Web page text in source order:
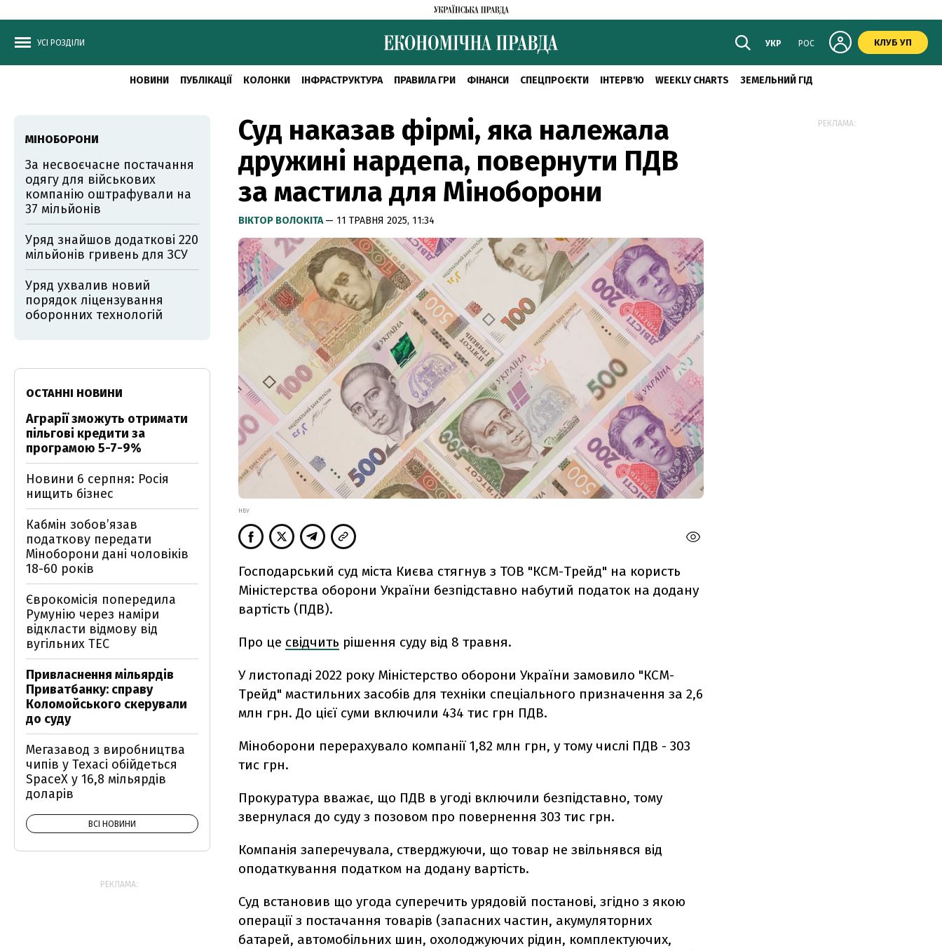
УСІ РОЗДІЛИ УКР РОС КЛУБ УП
НОВИНИ ПУБЛІКАЦІЇ КОЛОНКИ ІНФРАСТРУКТУРА ПРАВИЛА ГРИ ФІНАНСИ СПЕЦПРОЄКТИ ІНТЕРВ'Ю WEEKLY CHARTS ЗЕМЕЛЬНИЙ ГІД
Суд наказав фірмі, яка належала
дружині нардепа, повернути ПДВ
за мастила для Міноборони
ВІКТОР ВОЛОКІТА— 11 ТРАВНЯ 2025, 11:34
НБУ
Господарський суд міста Києва стягнув з ТОВ "КСМ-Трейд" на користь
Міністерства оборони України безпідставно набутий податок на додану
вартість (ПДВ).
Про це свідчить рішення суду від 8 травня.
У листопаді 2022 року Міністерство оборони України замовило "КСМ-
Трейд" мастильних засобів для техніки спеціального призначення за 2,6
млн грн. До цієї суми включили 434 тис грн ПДВ.
Міноборони перерахувало компанії 1,82 млн грн, у тому числі ПДВ - 303
тис грн.
Прокуратура вважає, що ПДВ в угоді включили безпідставно, тому
звернулася до суду з позовом про повернення 303 тис грн.
Компанія заперечувала, стверджуючи, що товар не звільнявся від
оподаткування податком на додану вартість.
Суд встановив що угода суперечить урядовій постанові, згідно з якою
операції з постачання товарів (запасних частин, акумуляторних
батарей, автомобільних шин, охолоджуючих рідин, комплектуючих,
МІНОБОРОНИ
За несвоєчасне постачання
одягу для військових
компанію оштрафували на
37 мільйонів
Уряд знайшов додаткові 220
мільйонів гривень для ЗСУ
Уряд ухвалив новий
порядок ліцензування
оборонних технологій
ОСТАННІ НОВИНИ
Аграрії зможуть отримати
пільгові кредити за
програмою 5-7-9%
Новини 6 серпня: Росія
нищить бізнес
Кабмін зобовʼязав
податкову передати
Міноборони дані чоловіків
18-60 років
Єврокомісія попередила
Румунію через наміри
відкласти відмову від
вугільних ТЕС
Привласнення мільярдів
Приватбанку: справу
Коломойського скерували
до суду
Мегазавод з виробництва
чипів у Техасі обійдеться
SpaceX у 16,8 мільярдів
доларів
ВСІ НОВИНИ
РЕКЛАМА:
РЕКЛАМА: